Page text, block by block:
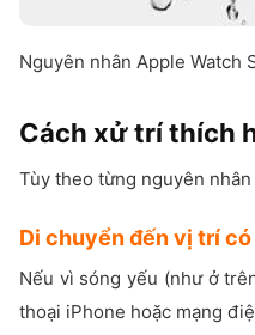
Nguyên nhân Apple Watch
Cách xử trí thích
Tùy theo từng nguyên
Di chuyển đến vị trí
Nếu vì sóng yếu (như ở
thoại iPhone hoặc mạng